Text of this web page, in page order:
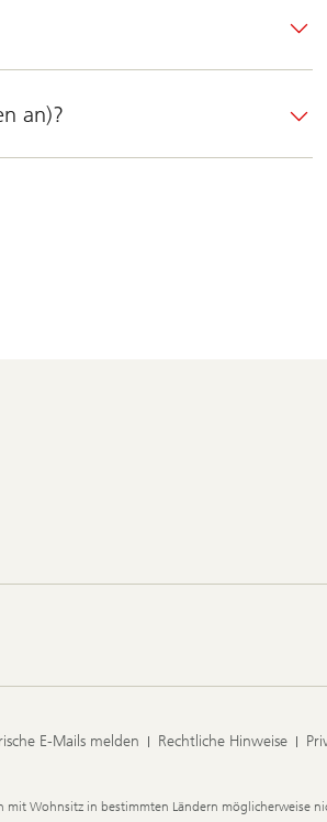
an)?
E-Mails melden Rechtliche Hinweise
Wohnsitz in bestimmten Ländern möglicherweise